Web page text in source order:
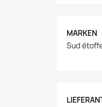
MARKEN
Sud